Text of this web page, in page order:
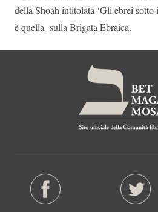
della Shoah intitolata ‘Gli ebrei sotto
è quella sulla Brigata Ebraica.